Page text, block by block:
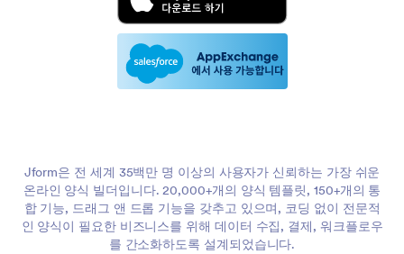
Jform은 전 세계 35백만 명 이상의 사용자가 신뢰하는 가장 쉬운
온라인 양식 빌더입니다. 20,000+개의 양식 템플릿, 150+개의 통
합 기능, 드래그 앤 드롭 기능을 갖추고 있으며, 코딩 없이 전문적
인 양식이 필요한 비즈니스를 위해 데이터 수집, 결제, 워크플로우
를 간소화하도록 설계되었습니다.